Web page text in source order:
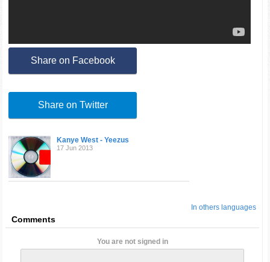
Share on Facebook
Share on Twitter
Kanye West - Yeezus
17 Jun 2013
In others languages
Comments
You are not signed in